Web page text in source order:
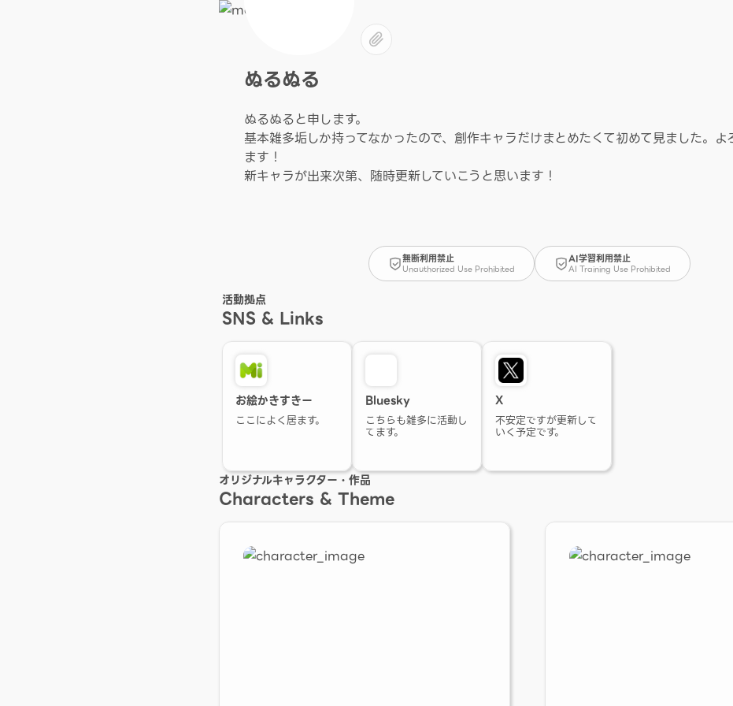
ぬるぬる
ぬるぬると申します。
基本雑多垢しか持ってなかったので、創作キャラだけまとめたくて初めて見ました。よ
ます！
新キャラが出来次第、随時更新していこうと思います！
無断利用禁止
Unauthorized Use Prohibited
AI学習利用禁止
AI Training Use Prohibited
活動拠点
SNS & Links
お絵かきすきー
ここによく居ます。
Bluesky
こちらも雑多に活動し
てます。
X
不安定ですが更新して
いく予定です。
オリジナルキャラクター・作品
Characters & Theme